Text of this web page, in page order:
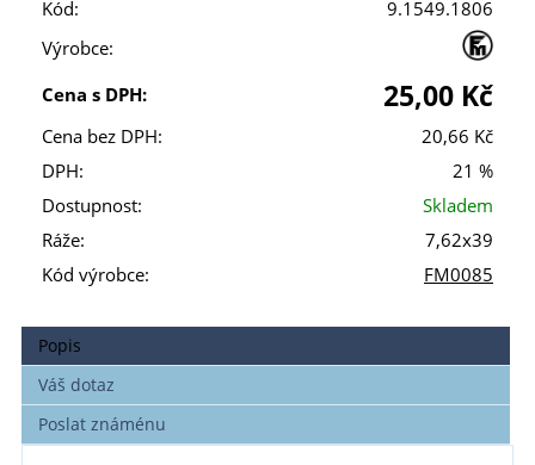
Kód:
9.1549.1806
Výrobce:
Cena s DPH:
25,00 Kč
Cena bez DPH:
20,66 Kč
DPH:
21 %
Dostupnost:
Skladem
Ráže:
7,62x39
Kód výrobce:
FM0085
Popis
Váš dotaz
Poslat známénu